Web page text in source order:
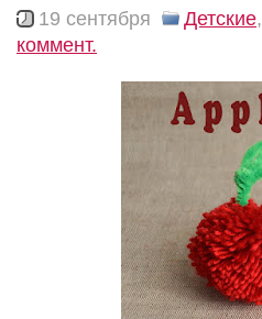
19 сентября Детские,
коммент.